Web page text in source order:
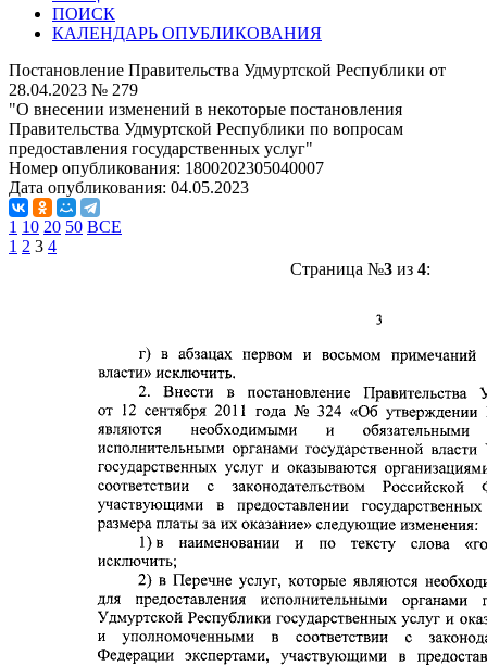
ПОИСК
КАЛЕНДАРЬ ОПУБЛИКОВАНИЯ
Постановление Правительства Удмуртской Республики от
28.04.2023 № 279
"О внесении изменений в некоторые постановления
Правительства Удмуртской Республики по вопросам
предоставления государственных услуг"
Номер опубликования: 1800202305040007
Дата опубликования: 04.05.2023
1 10 20 50 ВСЕ
1 2 3 4
Страница №3из 4: